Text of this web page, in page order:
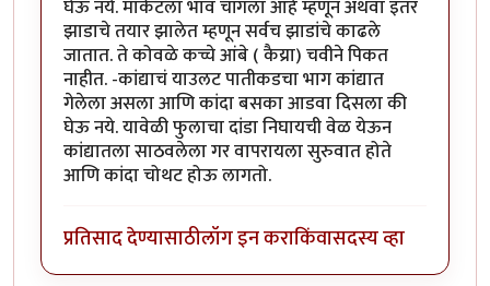
घेऊ नये. मार्केटला भाव चांगला आहे म्हणून अथवा इतर
झाडाचे तयार झालेत म्हणून सर्वच झाडांचे काढले
जातात. ते कोवळे कच्चे आंबे ( कैय्रा) चवीने पिकत
नाहीत. -कांद्याचं याउलट पातीकडचा भाग कांद्यात
गेलेला असला आणि कांदा बसका आडवा दिसला की
घेऊ नये. यावेळी फुलाचा दांडा निघायची वेळ येऊन
कांद्यातला साठवलेला गर वापरायला सुरुवात होते
आणि कांदा चोथट होऊ लागतो.
प्रतिसाद देण्यासाठीलॉग इन कराकिंवासदस्य व्हा